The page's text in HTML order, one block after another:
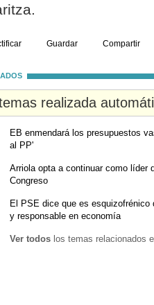
Guardar Compartir
realizada
EB enmendará los presupuestos
al PP'
Arriola opta a continuar como líder
Congreso
El PSE dice que es
y responsable en economía
Ver todos los temas relacionados